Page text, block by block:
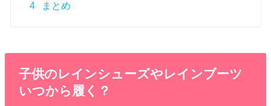
4 まとめ
子供のレインシューズやレインブーツ
いつから履く？